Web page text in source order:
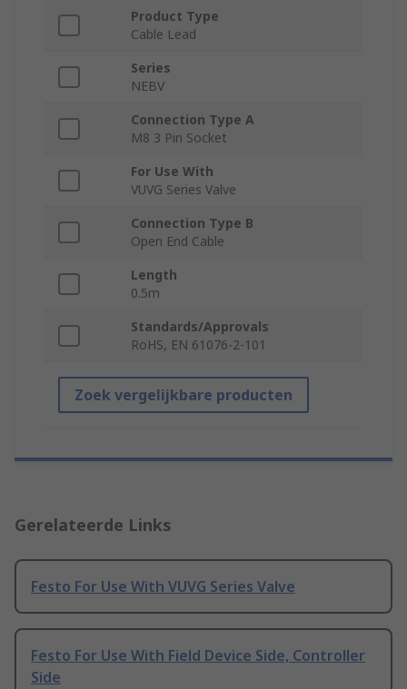
Product Type
Cable Lead
Series
NEBV
Connection Type A
M8 3 Pin Socket
For Use With
VUVG Series Valve
Connection Type B
Open End Cable
Length
0.5m
Standards/Approvals
RoHS, EN 61076-2-101
Zoek vergelijkbare producten
Gerelateerde Links
Festo For Use With VUVG Series Valve
Festo For Use With Field Device Side, Controller
Side